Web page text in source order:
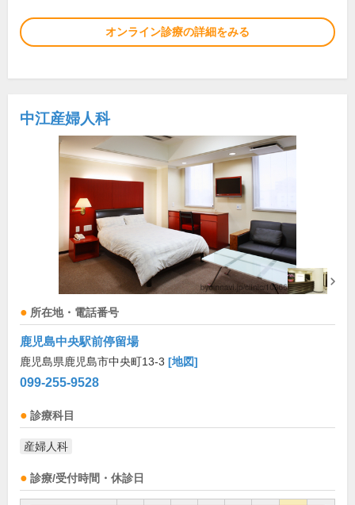
オンライン診療の詳細をみる
中江産婦人科
所在地・電話番号
鹿児島中央駅前停留場
鹿児島県鹿児島市中央町13-3 [地図]
099-255-9528
診療科目
産婦人科
診療/受付時間・休診日